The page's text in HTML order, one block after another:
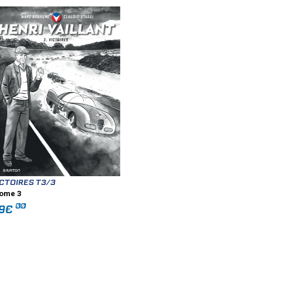
T3/3
3
00